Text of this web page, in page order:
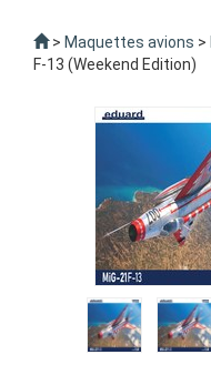
> Maquettes avions >
F-13 (Weekend Edition)